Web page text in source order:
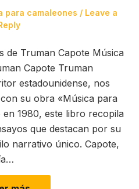
para camaleones
Leave a
de Truman Capote Música
Capote Truman
estadounidense, nos
su obra «Música para
en 1980, este libro recopila
que destacan por su
narrativo único. Capote,